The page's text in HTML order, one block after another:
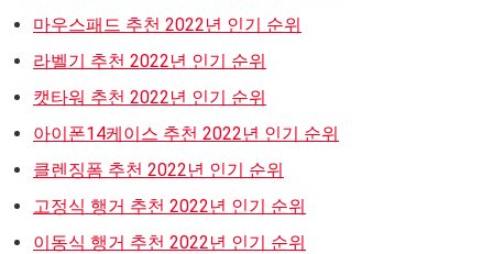
마우스패드 추천 2022년 인기 순위
라벨기 추천 2022년 인기 순위
캣타워 추천 2022년 인기 순위
아이폰14케이스 추천 2022년 인기 순위
클렌징폼 추천 2022년 인기 순위
고정식 행거 추천 2022년 인기 순위
이동식 행거 추천 2022년 인기 순위